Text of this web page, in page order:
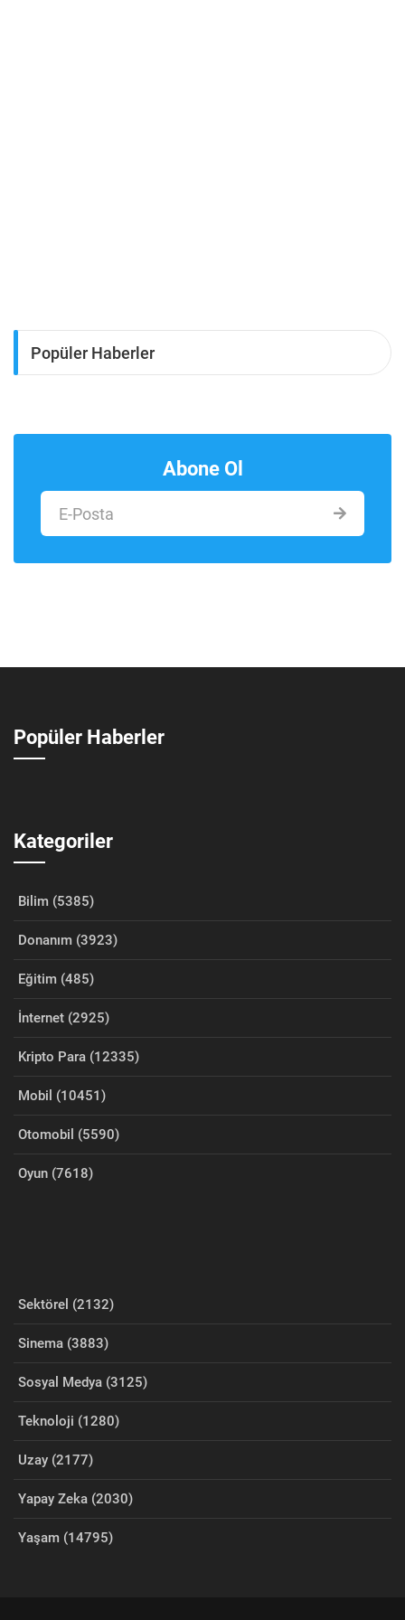
Popüler Haberler
Abone Ol
Popüler Haberler
Kategoriler
Bilim (5385)
Donanım (3923)
Eğitim (485)
İnternet (2925)
Kripto Para (12335)
Mobil (10451)
Otomobil (5590)
Oyun (7618)
Sektörel (2132)
Sinema (3883)
Sosyal Medya (3125)
Teknoloji (1280)
Uzay (2177)
Yapay Zeka (2030)
Yaşam (14795)